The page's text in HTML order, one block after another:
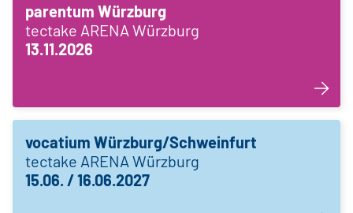
parentum Würzburg
tectake ARENA Würzburg
13.11.2026
vocatium Würzburg/Schweinfurt
tectake ARENA Würzburg
15.06. / 16.06.2027